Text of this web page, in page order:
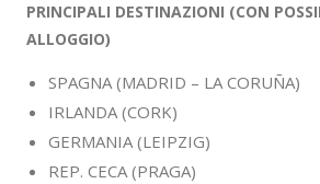
PRINCIPALI DESTINAZIONI (CON
ALLOGGIO)
SPAGNA (MADRID – LA CORUÑA)
IRLANDA (CORK)
GERMANIA (LEIPZIG)
REP. CECA (PRAGA)